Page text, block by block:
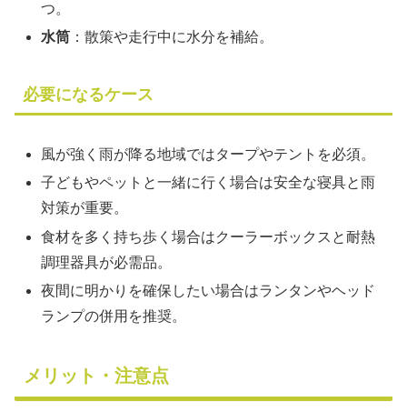
つ。
水筒 ：散策や走行中に水分を補給。
必要になるケース
風が強く雨が降る地域ではタープやテントを必須。
子どもやペットと一緒に行く場合は安全な寝具と雨
対策が重要。
食材を多く持ち歩く場合はクーラーボックスと耐熱
調理器具が必需品。
夜間に明かりを確保したい場合はランタンやヘッド
ランプの併用を推奨。
メリット・注意点